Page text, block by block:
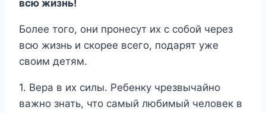
всю жизнь!
Более того, они пронесут их с собой через
всю жизнь и скорее всего, подарят уже
своим детям.
1. Вера в их силы. Ребенку чрезвычайно
важно знать, что самый любимый человек в